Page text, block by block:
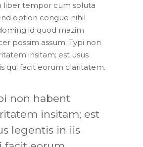
liber tempor cum soluta
option congue nihil
id quod mazim
possim assum. Typi non
insitam; est usus
qui facit eorum claritatem.
non habent
insitam; est
legentis in iis